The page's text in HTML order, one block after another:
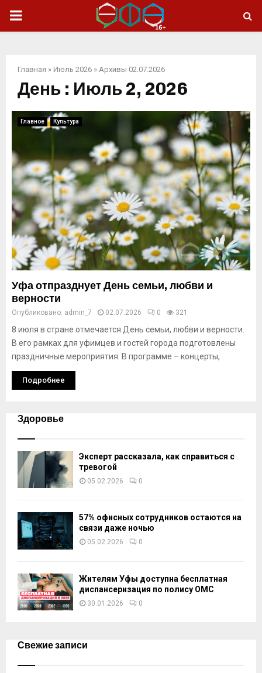
ОСНОВНОЕ
Главная » Июль 2026 » Архивы 02.07.2026
День : Июль 2, 2026
Главное Культура
Уфа отпразднует День семьи, любви и
верности
Опубликовано: admin_7 02.07.2026 0 321
8 июля в стране отмечается День семьи, любви и верности.
В его рамках для уфимцев и гостей города подготовлены
праздничные мероприятия. В программе – концерты,
Подробнее
Здоровье
Эксперт рассказала, как справиться с
тревогой
05.02.2026 0
57% офисных сотрудников остаются на
связи даже ночью
05.02.2026 0
Жителям Уфы доступна бесплатная
диспансеризация по полису ОМС
30.01.2026 0
Свежие записи